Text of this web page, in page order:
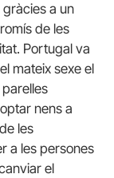
a un
de les
Portugal va
mateix sexe el
nens a
les
a les persones
el